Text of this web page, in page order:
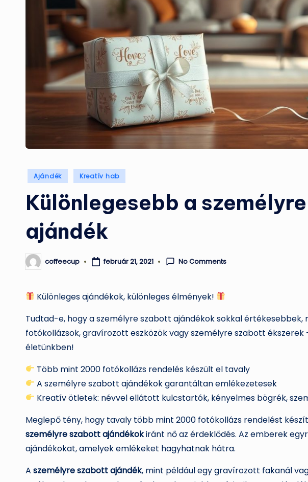
Posted
Ajándék Kreatív hab
Különlegesebb a
ajándék
Posted
by
coffeecup február 21, 2021 No Comments
Különleges ajándékok, különleges élmények!
Tudtad-e, hogy a személyre szabott ajándékok sokkal értékesebbek,
fotókollázsok, gravírozott eszközök vagy személyre szabott
életünkben!
Több mint 2000 fotókollázs rendelés készült el tavaly
A személyre szabott ajándékok garantáltan emlékezetesek
Kreatív ötletek: névvel ellátott kulcstartók, kényelmes bögrék,
Meglepő tény, hogy tavaly több mint 2000 fotókollázs rendelést
személyre szabott ajándékokiránt nő az érdeklődés. Az emberek
ajándékokat, amelyek emlékeket hagyhatnak hátra.
A személyre szabott ajándék, mint például egy gravírozott fakanál